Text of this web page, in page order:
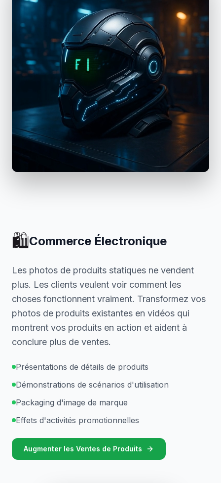
🛍️Commerce Électronique
Les photos de produits statiques ne vendent
plus. Les clients veulent voir comment les
choses fonctionnent vraiment. Transformez vos
photos de produits existantes en vidéos qui
montrent vos produits en action et aident à
conclure plus de ventes.
Présentations de détails de produits
Démonstrations de scénarios d'utilisation
Packaging d'image de marque
Effets d'activités promotionnelles
Augmenter les Ventes de Produits